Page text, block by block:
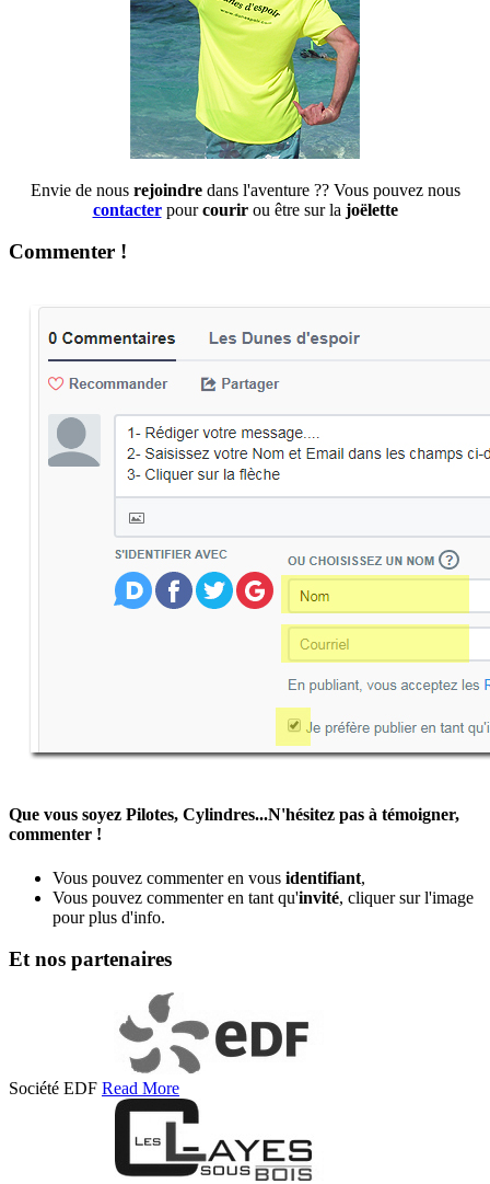
Envie de nous rejoindre dans l'aventure ?? Vous pouvez nous
contacterpourcourir ou être sur la joëlette
Commenter !
Que vous soyez Pilotes, Cylindres...N'hésitez pas à témoigner,
commenter !
Vous pouvez commenter en vous identifiant,
Vous pouvez commenter en tant qu'invité, cliquer sur l'image
pour plus d'info.
Et nos partenaires
Société EDF Read More